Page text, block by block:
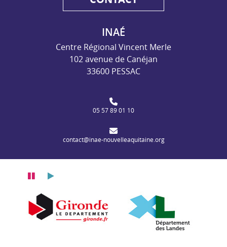
INAÉ
Centre Régional Vincent Merle
102 avenue de Canéjan
33600 PESSAC
05 57 89 01 10
contact@inae-nouvelleaquitaine.org
PauseLecture
Nouvelle-AquitaineDépartement de la Gironde
Département des